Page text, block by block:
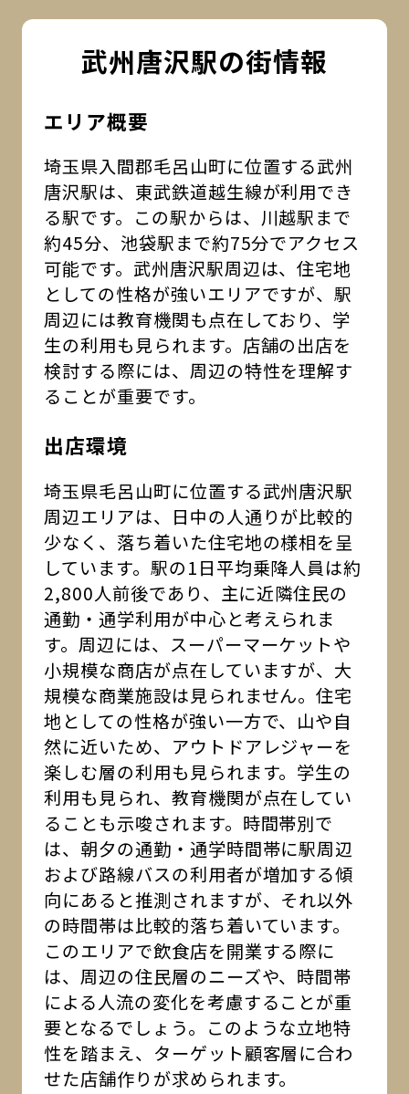
武州唐沢駅の街情報
エリア概要
埼玉県入間郡毛呂山町に位置する武州
唐沢駅は、東武鉄道越生線が利用でき
る駅です。この駅からは、川越駅まで
約45分、池袋駅まで約75分でアクセス
可能です。武州唐沢駅周辺は、住宅地
としての性格が強いエリアですが、駅
周辺には教育機関も点在しており、学
生の利用も見られます。店舗の出店を
検討する際には、周辺の特性を理解す
ることが重要です。
出店環境
埼玉県毛呂山町に位置する武州唐沢駅
周辺エリアは、日中の人通りが比較的
少なく、落ち着いた住宅地の様相を呈
しています。駅の1日平均乗降人員は約
2,800人前後であり、主に近隣住民の
通勤・通学利用が中心と考えられま
す。周辺には、スーパーマーケットや
小規模な商店が点在していますが、大
規模な商業施設は見られません。住宅
地としての性格が強い一方で、山や自
然に近いため、アウトドアレジャーを
楽しむ層の利用も見られます。学生の
利用も見られ、教育機関が点在してい
ることも示唆されます。時間帯別で
は、朝夕の通勤・通学時間帯に駅周辺
および路線バスの利用者が増加する傾
向にあると推測されますが、それ以外
の時間帯は比較的落ち着いています。
このエリアで飲食店を開業する際に
は、周辺の住民層のニーズや、時間帯
による人流の変化を考慮することが重
要となるでしょう。このような立地特
性を踏まえ、ターゲット顧客層に合わ
せた店舗作りが求められます。